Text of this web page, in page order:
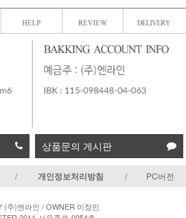
상품문의 게시판
/ 개인정보처리방침 / PC버전
(주)엔라인 / OWNER 이정민